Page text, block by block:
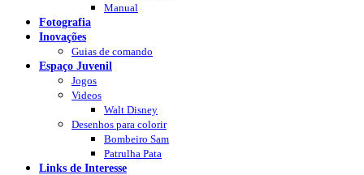
Manual
Fotografia
Inovações
Guias de comando
Espaço Juvenil
Jogos
Videos
Walt Disney
Desenhos para colorir
Bombeiro Sam
Patrulha Pata
Links de Interesse